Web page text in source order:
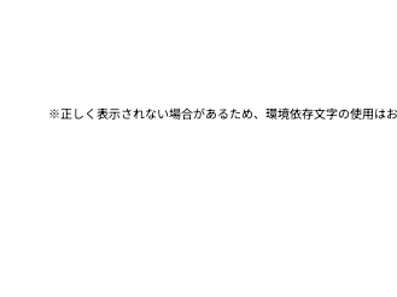
※正しく表示されない場合があるため、環境依存文字の使用はお